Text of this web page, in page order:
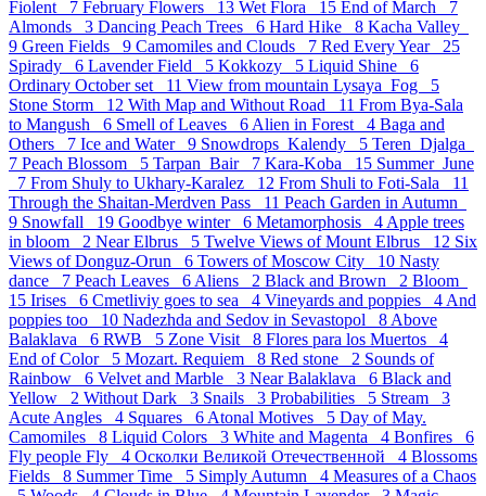
Fiolent 7 February Flowers 13 Wet Flora 15 End of March 7
Almonds 3 Dancing Peach Trees 6 Hard Hike 8 Kacha Valley
9 Green Fields 9 Camomiles and Clouds 7 Red Every Year 25
Spirady 6 Lavender Field 5 Kokkozy 5 Liquid Shine 6
Ordinary October set 11 View from mountain Lysaya_Fog 5
Stone Storm 12 With Map and Without Road 11 From Bya-Sala
to Mangush 6 Smell of Leaves 6 Alien in Forest 4 Baga and
Others 7 Ice and Water 9 Snowdrops_Kalendy 5 Teren_Djalga
7 Peach Blossom 5 Tarpan_Bair 7 Kara-Koba 15 Summer_June
7 From Shuly to Ukhary-Karalez 12 From Shuli to Foti-Sala 11
Through the Shaitan-Merdven Pass 11 Peach Garden in Autumn
9 Snowfall 19 Goodbye winter 6 Metamorphosis 4 Apple trees
in bloom 2 Near Elbrus 5 Twelve Views of Mount Elbrus 12 Six
Views of Donguz-Orun 6 Towers of Moscow City 10 Nasty
dance 7 Peach Leaves 6 Aliens 2 Black and Brown 2 Bloom
15 Irises 6 Cmetliviy goes to sea 4 Vineyards and poppies 4 And
poppies too 10 Nadezhda and Sedov in Sevastopol 8 Above
Balaklava 6 RWB 5 Zone Visit 8 Flores para los Muertos 4
End of Color 5 Mozart. Requiem 8 Red stone 2 Sounds of
Rainbow 6 Velvet and Marble 3 Near Balaklava 6 Black and
Yellow 2 Without Dark 3 Snails 3 Probabilities 5 Stream 3
Acute Angles 4 Squares 6 Atonal Motives 5 Day of May.
Camomiles 8 Liquid Colors 3 White and Magenta 4 Bonfires 6
Fly people Fly 4 Осколки Великой Отечественной 4 Blossoms
Fields 8 Summer Time 5 Simply Autumn 4 Measures of a Chaos